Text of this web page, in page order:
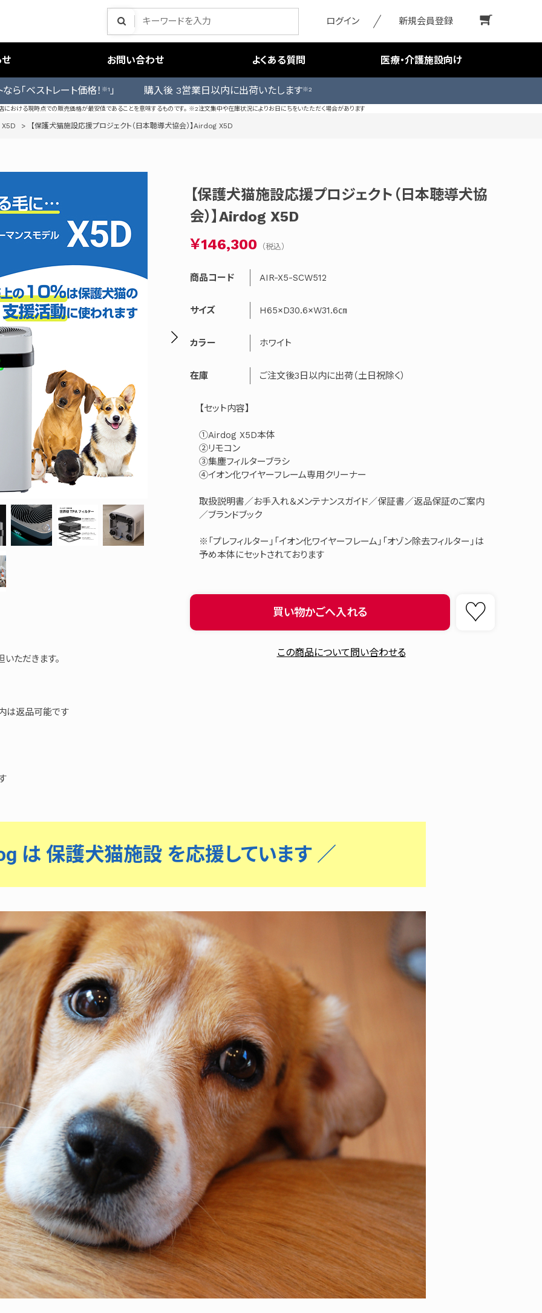
ログイン 新規会員登録
お問い合わせ よくある質問 医療・介護施設向け
ら「ベストレート価格！ ※1 」 購入後 3営業日以内に出荷いたします※2
における現時点での販売価格が最安値であることを意味するものです。 ※2注文集中や在庫状況によりお日にちをいたただく場合があります
> 【保護犬猫施設応援プロジェクト（日本聴導犬協会）】Airdog X5D
ただきます。
は返品可能です
【保護犬猫施設応援プロジェクト（日本聴導犬協
会）】Airdog X5D
￥146,300
商品コード AIR-X5-SCW512
サイズ H65×D30.6×W31.6㎝
カラー ホワイト
在庫 ご注文後3日以内に出荷（土日祝除く）
【セット内容】
①Airdog X5D本体
②リモコン
③集塵フィルターブラシ
④イオン化ワイヤーフレーム専用クリーナー
取扱説明書／お手入れ＆メンテナンスガイド／保証書／返品保証のご案内
／ブランドブック
※「プレフィルター」「イオン化ワイヤーフレーム」「オゾン除去フィルター」は
予め本体にセットされております
買い物かごへ入れる
この商品について問い合わせる
は 保護犬猫施設 を応援しています ／